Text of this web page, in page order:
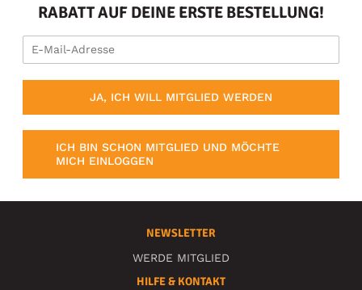
RABATT AUF DEINE ERSTE BESTELLUNG!
JA, ICH WILL MITGLIED WERDEN
ICH BIN SCHON MITGLIED UND MÖCHTE
MICH EINLOGGEN
NEWSLETTER
WERDE MITGLIED
HILFE & KONTAKT